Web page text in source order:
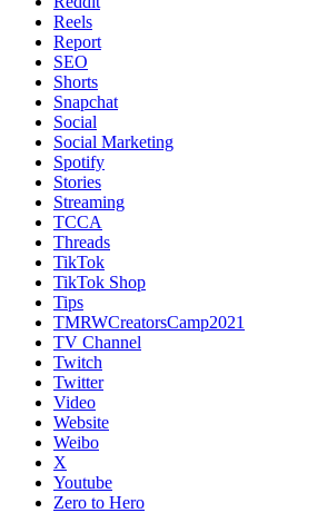
Reels
Report
SEO
Shorts
Snapchat
Social
Social Marketing
Spotify
Stories
Streaming
TCCA
Threads
TikTok
TikTok Shop
Tips
TMRWCreatorsCamp2021
TV Channel
Twitch
Twitter
Video
Website
Weibo
X
Youtube
Zero to Hero